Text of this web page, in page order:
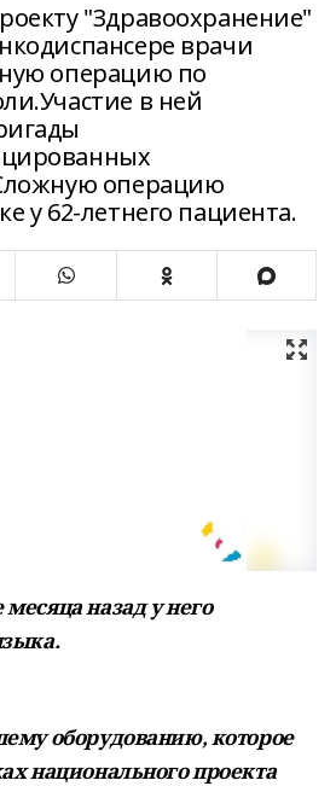
"Здравоохранение"
врачи
операцию по
в ней
операцию
у 62-летнего пациента.
назад у него
оборудованию, которое
национального проекта